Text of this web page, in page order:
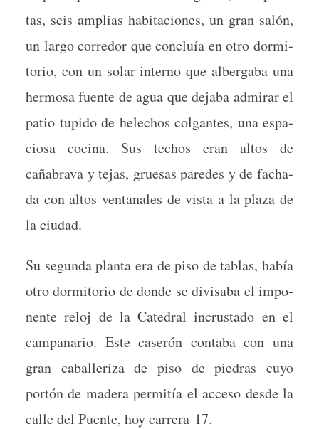
tas, seis amplias habita­ciones, un gran salón,
un largo corre­dor que con­cluía en otro dor­mi­
to­rio, con un solar inter­no que alber­ga­ba una
her­mosa fuente de agua que deja­ba admi­rar el
patio tupi­do de hele­chos col­gantes, una espa­
ciosa coci­na. Sus techos eran altos de
cañabra­va y tejas, grue­sas pare­des y de facha­
da con altos ven­tanales de vista a la plaza de
la ciudad.
Su segun­da plan­ta era de piso de tablas, había
otro dor­mi­to­rio de donde se divis­a­ba el impo­
nente reloj de la Cat­e­dral incrus­ta­do en el
cam­pa­nario. Este caserón con­ta­ba con una
gran cabal­ler­iza de piso de piedras cuyo
portón de madera per­mitía el acce­so des­de la
calle del Puente, hoy car­rera 17.